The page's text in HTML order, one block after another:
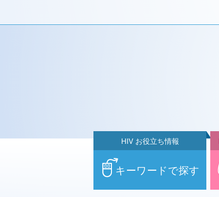
キーワードで探す
HIV お役立ち情報